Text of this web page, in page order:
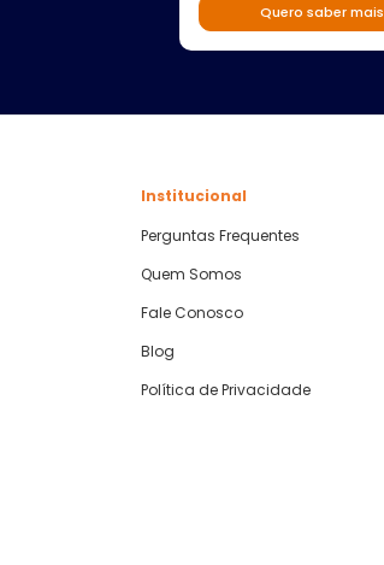
Quero saber mais
Institucional
Perguntas Frequentes
Quem Somos
Fale Conosco
Blog
Política de Privacidade